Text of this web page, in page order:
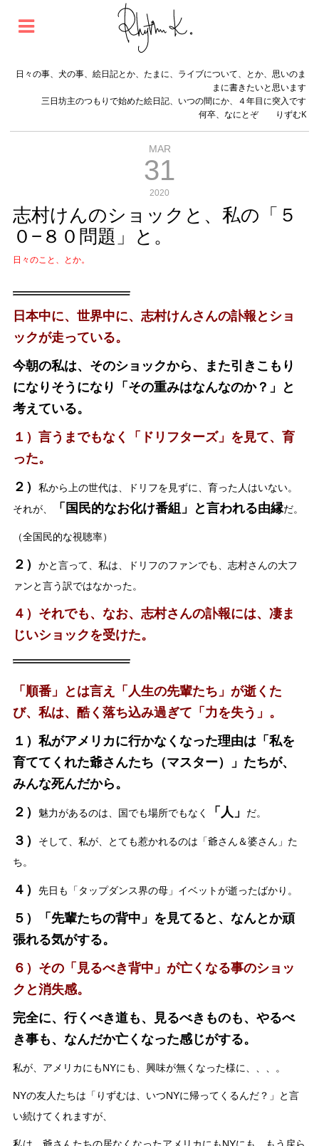
日々の事、犬の事、絵日記とか、たまに、ライブについて、とか、思いのま
まに書きたいと思います
三日坊主のつもりで始めた絵日記、いつの間にか、４年目に突入です
何卒、なにとぞ りずむK
MAR
31
2020
志村けんのショックと、私の「５
０−８０問題」と。
日々のこと、とか。
日本中に、世界中に、志村けんさんの訃報とショ
ックが走っている。
今朝の私は、そのショックから、また引きこもり
になりそうになり「その重みはなんなのか？」と
考えている。
１）言うまでもなく「ドリフターズ」を見て、育
った。
２）
私から上の世代は、ドリフを見ずに、育った人はいない。
それが、
「国民的なお化け番組」と言われる由縁だ。
（全国民的な視聴率）
２）
かと言って、私は、ドリフのファンでも、志村さんの大フ
ァンと言う訳ではなかった。
４）それでも、なお、志村さんの訃報には、凄ま
じいショックを受けた。
「順番」とは言え「人生の先輩たち」が逝くた
び、私は、酷く落ち込み過ぎて「力を失う」。
１）私がアメリカに行かなくなった理由は「私を
育ててくれた爺さんたち（マスター）」たちが、
みんな死んだから。
２）
魅力があるのは、国でも場所でもなく 「人」 だ。
３）
そして、私が、とても惹かれるのは「爺さん＆婆さん」た
ち。
４） 先日も「タップダンス界の母」イベットが逝ったばかり。
５）「先輩たちの背中」を見てると、なんとか頑
張れる気がする。
６）その「見るべき背中」が亡くなる事のショッ
クと消失感。
完全に、行くべき道も、見るべきものも、やるべ
き事も、なんだか亡くなった感じがする。
私が、アメリカにもNYにも、興味が無くなった様に、、、。
NYの友人たちは「りずむは、いつNYに帰ってくるんだ？」と言
い続けてくれますが、